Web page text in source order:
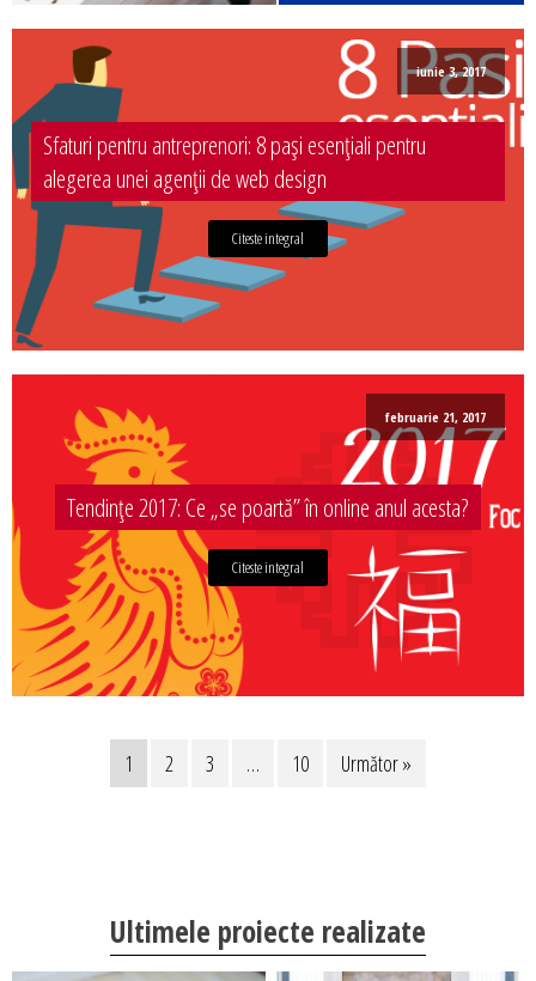
iunie 3, 2017
Sfaturi pentru antreprenori: 8 pași esențiali pentru
alegerea unei agenții de web design
Citeste integral
februarie 21, 2017
Tendințe 2017: Ce „se poartă” în online anul acesta?
Citeste integral
1 2 3 … 10 Următor »
Ultimele proiecte realizate